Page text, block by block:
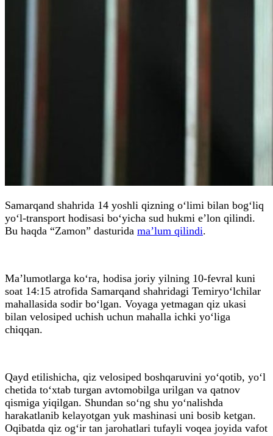
Samarqand shahrida 14 yoshli qizning o‘limi bilan bog‘liq
yo‘l-transport hodisasi bo‘yicha sud hukmi e’lon qilindi.
Bu haqda “Zamon” dasturida ma’lum qilindi.
Ma’lumotlarga ko‘ra, hodisa joriy yilning 10-fevral kuni
soat 14:15 atrofida Samarqand shahridagi Temiryo‘lchilar
mahallasida sodir bo‘lgan. Voyaga yetmagan qiz ukasi
bilan velosiped uchish uchun mahalla ichki yo‘liga
chiqqan.
Qayd etilishicha, qiz velosiped boshqaruvini yo‘qotib, yo‘l
chetida to‘xtab turgan avtomobilga urilgan va qatnov
qismiga yiqilgan. Shundan so‘ng shu yo‘nalishda
harakatlanib kelayotgan yuk mashinasi uni bosib ketgan.
Oqibatda qiz og‘ir tan jarohatlari tufayli voqea joyida vafot